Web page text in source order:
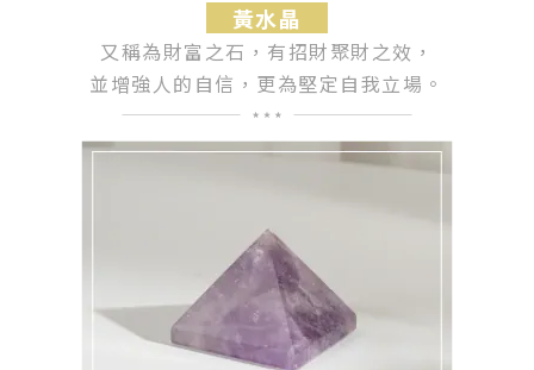
黃水晶
又稱為財富之石，有招財聚財之效，
並增強人的自信，更為堅定自我立場。